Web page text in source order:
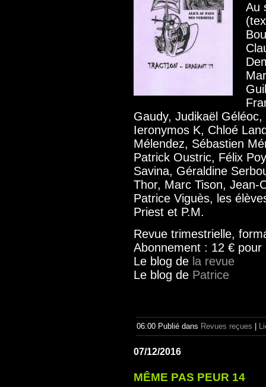
Au
Gaudy, Judikaël
Ieronymos K, Chloé
Mélendez, Sébastien
Patrick Oustric, Félix
Savina, Géraldine
Thor, Marc Tison, Jean-
Patrice Viguès, les
Priest et P.M.
Revue trimestrielle,
Abonnement : 12 € pour
Le blog de la revue
Le blog de Patrice
06:00 Publié dans Revues reçues
07/12/2016
MÊME PAS PEUR 14